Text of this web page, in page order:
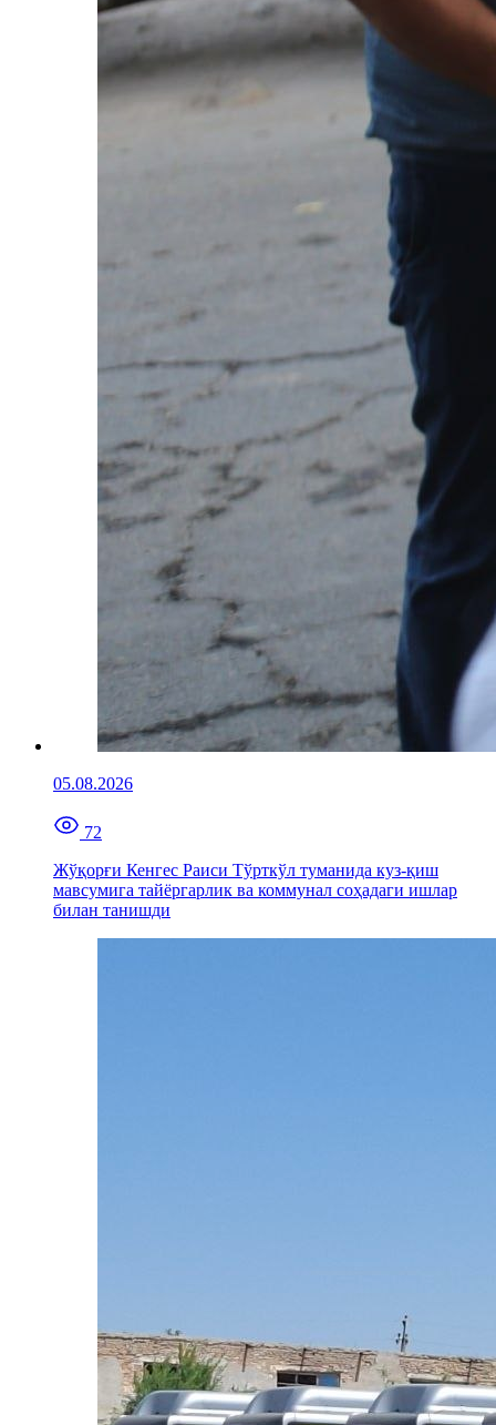
05.08.2026
72
Жўқорғи Кенгес Раиси Тўрткўл туманида куз-қиш
мавсумига тайёргарлик ва коммунал соҳадаги ишлар
билан танишди